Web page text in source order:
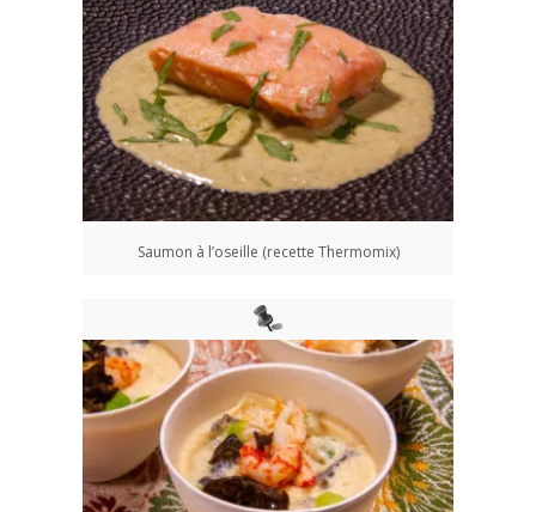
Saumon à l’oseille (recette Thermomix)